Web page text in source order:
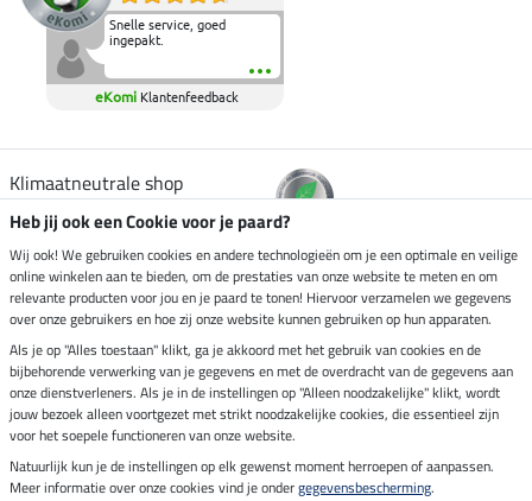
Snelle service, goed
ingepakt.
eKomi Klantenfeedback
Klimaatneutrale shop
Verzending per
Veilig betalen met
Impressum
Heb jij ook een Cookie voor je paard?
Wij ook! We gebruiken cookies en andere technologieën om je een optimale en veilige
online winkelen aan te bieden, om de prestaties van onze website te meten en om
relevante producten voor jou en je paard te tonen! Hiervoor verzamelen we gegevens
over onze gebruikers en hoe zij onze website kunnen gebruiken op hun apparaten.
Als je op "Alles toestaan" klikt, ga je akkoord met het gebruik van cookies en de
bijbehorende verwerking van je gegevens en met de overdracht van de gegevens aan
onze dienstverleners. Als je in de instellingen op "Alleen noodzakelijke" klikt, wordt
jouw bezoek alleen voortgezet met strikt noodzakelijke cookies, die essentieel zijn
voor het soepele functioneren van onze website.
Natuurlijk kun je de instellingen op elk gewenst moment herroepen of aanpassen.
Meer informatie over onze cookies vind je ondergegevensbescherming.